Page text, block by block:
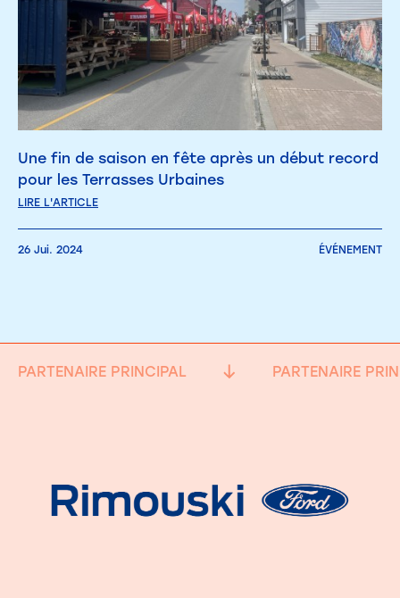
Une fin de saison en fête après un début record
pour les Terrasses Urbaines
LIRE L'ARTICLE
26 Jui. 2024 ÉVÉNEMENT
PARTENAIRE PRINCIPAL PARTENAIRE